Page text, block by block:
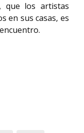
que los artistas
en sus casas, es